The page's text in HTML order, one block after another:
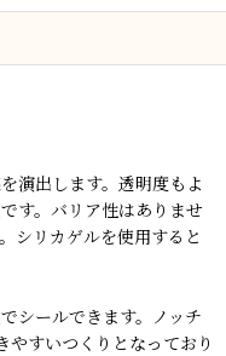
演出します。透明度もよ
す。バリア性はありませ
シリカゲルを使用すると
シールできます。ノッチ
やすいつくりとなっており